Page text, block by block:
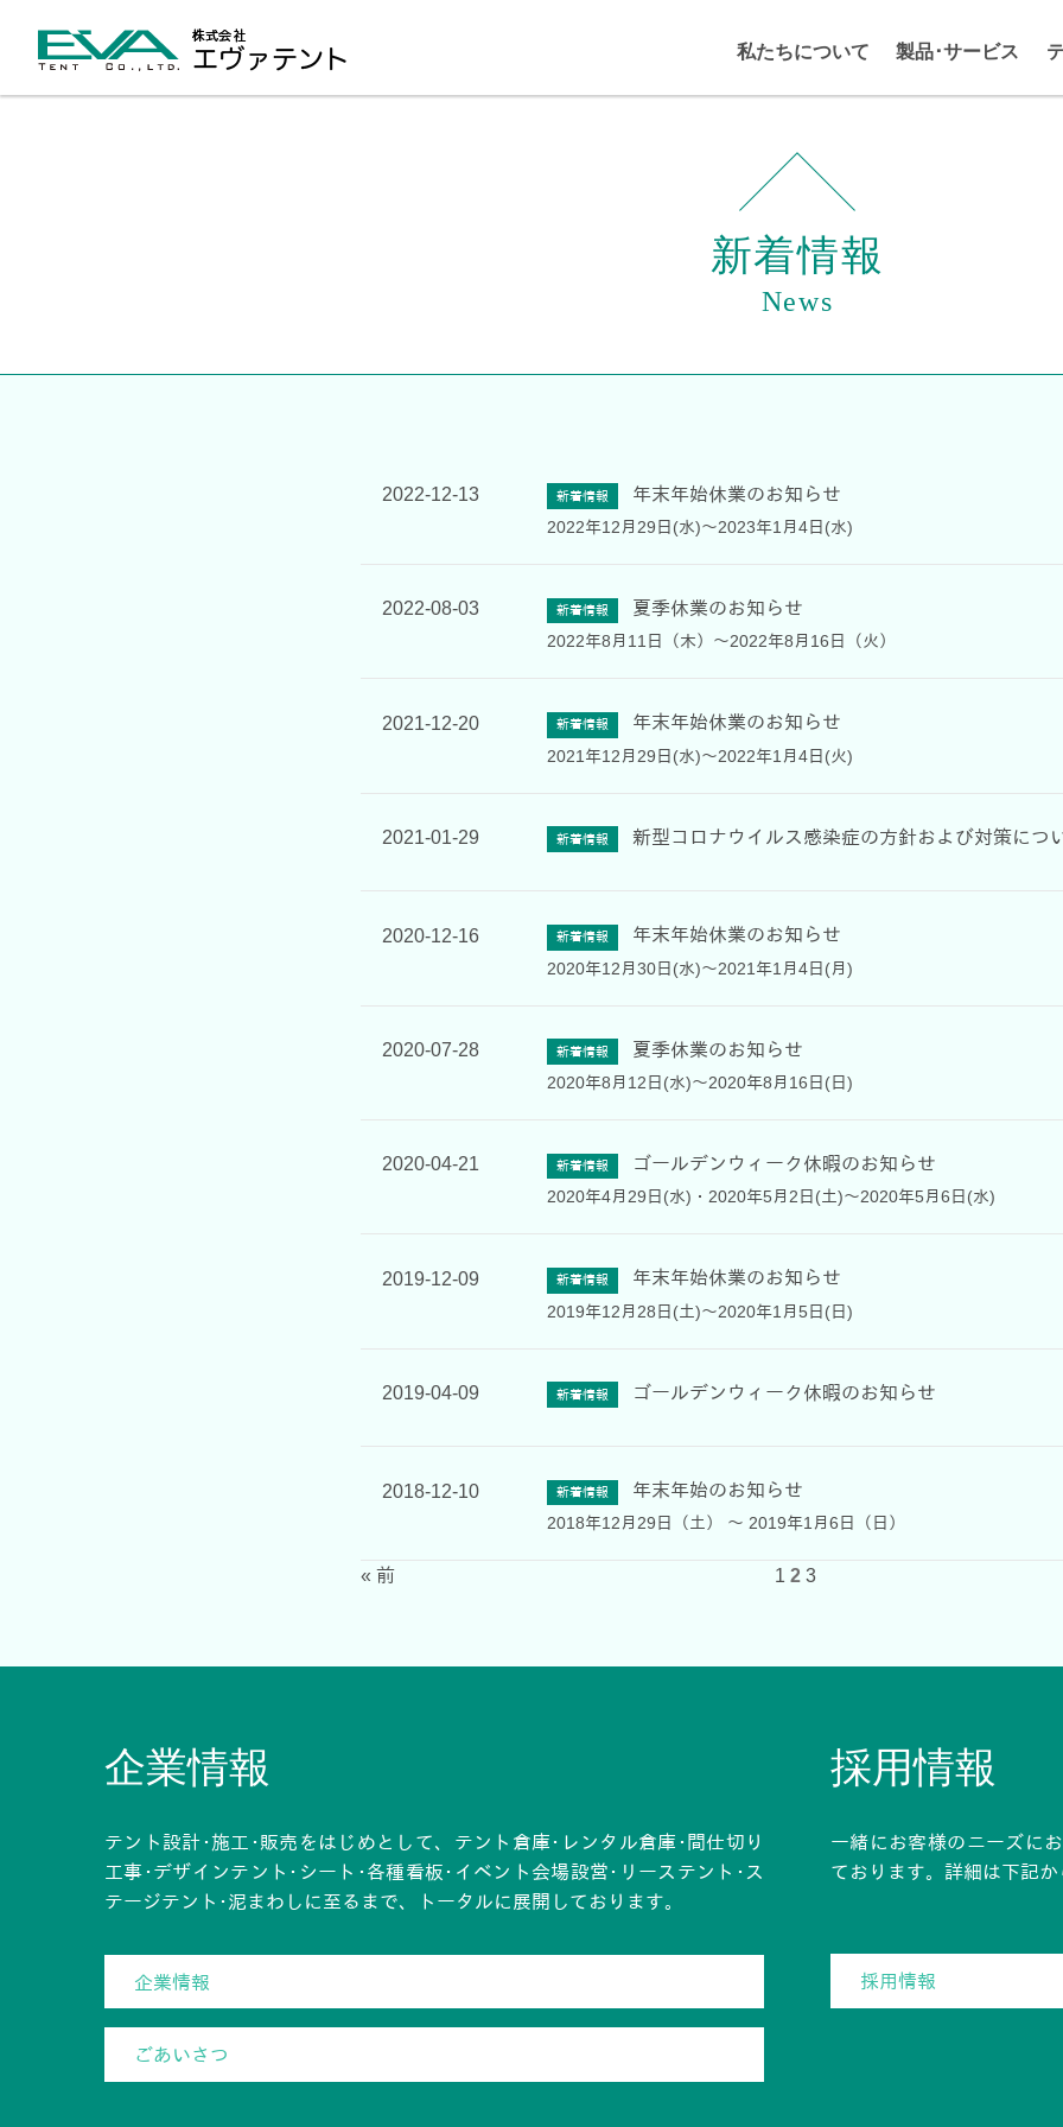
私たちについて 製品･サービス
新着情報
News
2022-12-13 新着情報 年末年始休業のお知らせ
2022年12月29日(水)～2023年1月4日(水)
2022-08-03 新着情報 夏季休業のお知らせ
2022年8月11日（木）～2022年8月16日（火）
2021-12-20 新着情報 年末年始休業のお知らせ
2021年12月29日(水)～2022年1月4日(火)
2021-01-29 新着情報 新型コロナウイルス感染症の方針および対策につ
2020-12-16 新着情報 年末年始休業のお知らせ
2020年12月30日(水)～2021年1月4日(月)
2020-07-28 新着情報 夏季休業のお知らせ
2020年8月12日(水)～2020年8月16日(日)
2020-04-21 新着情報 ゴールデンウィーク休暇のお知らせ
2020年4月29日(水)・2020年5月2日(土)～2020年5月6日(水)
2019-12-09 新着情報 年末年始休業のお知らせ
2019年12月28日(土)～2020年1月5日(日)
2019-04-09 新着情報 ゴールデンウィーク休暇のお知らせ
2018-12-10 新着情報 年末年始のお知らせ
2018年12月29日（土） ～ 2019年1月6日（日）
« 前 1 2 3
企業情報
テント設計･施工･販売をはじめとして、テント倉庫･レンタル倉庫･間仕切り
工事･デザインテント･シート･各種看板･イベント会場設営･リーステント･ス
テージテント･泥まわしに至るまで、トータルに展開しております。
企業情報
ごあいさつ
採用情報
一緒にお客様のニーズに
ております。詳細は下記
採用情報